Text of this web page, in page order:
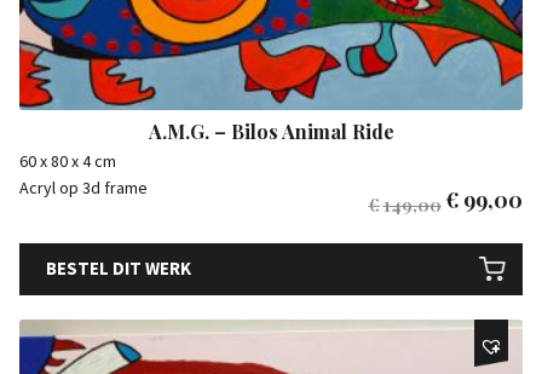
A.M.G. – Bilos Animal Ride
60 x 80 x 4 cm
Acryl op 3d frame
€149,00€ 99,00
BESTEL DIT WERK